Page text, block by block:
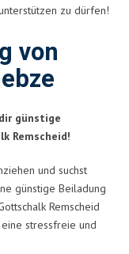
zu dürfen!
von
günstige
Remscheid!
und suchst
günstige Beiladung
Remscheid
stressfreie und